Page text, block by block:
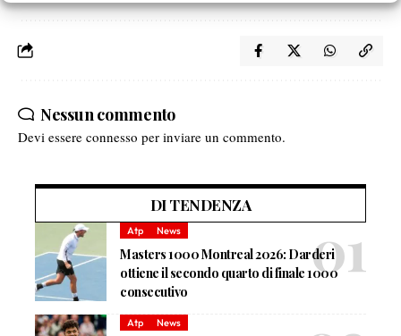
Nessun commento
Devi essere connesso per inviare un commento.
DI TENDENZA
Atp News
Masters 1000 Montreal 2026: Darderi
ottiene il secondo quarto di finale 1000
consecutivo
Atp News